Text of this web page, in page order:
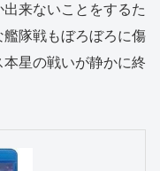
来ないことをするた
隊戦もぼろぼろに傷
星の戦いが静かに終